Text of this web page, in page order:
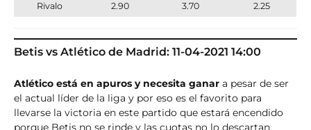
Rivalo 2.90 3.70 2.25
Betis vs Atlético de Madrid: 11-04-2021 14:00
Atlético está en apuros y necesita ganar a pesar de ser
el actual líder de la liga y por eso es el favorito para
llevarse la victoria en este partido que estará encendido
porque Betis no se rinde y las cuotas no lo descartan.